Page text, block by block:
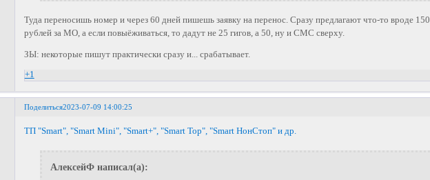
Туда переносишь номер и через 60 дней пишешь заявку на перенос. Сразу предлагают что-то вроде 150
рублей за МО, а если повыёживаться, то дадут не 25 гигов, а 50, ну и СМС сверху.
ЗЫ: некоторые пишут практически сразу и... срабатывает.
+1
Поделиться2023-07-09 14:00:25
ТП "Smart", "Smart Mini", "Smart+", "Smart Top", "Smart НонСтоп" и др.
АлексейФ написал(а):